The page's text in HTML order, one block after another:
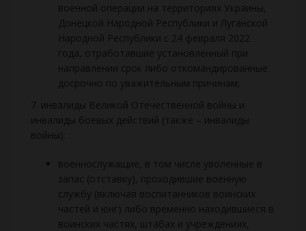
военной операции на территориях Украины,
Донецкой Народной Республики и Луганской
Народной Республики с 24 февраля 2022
года, отработавшие установленный при
направлении срок либо откомандированные
досрочно по уважительным причинам;
7. инвалиды Великой Отечественной войны и
инвалиды боевых действий (также – инвалиды
войны):
военнослужащие, в том числе уволенные в
запас (отставку), проходившие военную
службу (включая воспитанников воинских
частей и юнг) либо временно находившиеся в
воинских частях, штабах и учреждениях,